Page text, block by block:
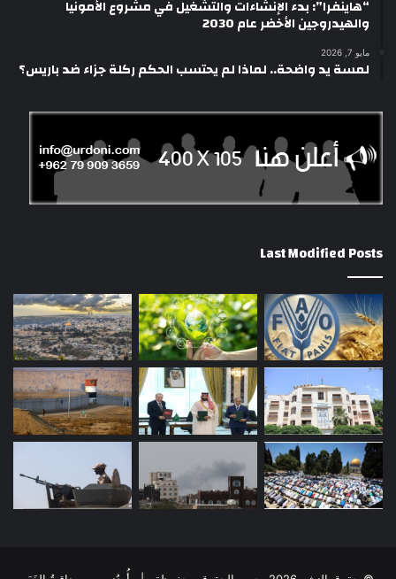
“هاينفرا”: بدء الإنشاءات والتشغيل في مشروع الأمونيا
والهيدروجين الأخضر عام 2030
مايو 7, 2026
لمسة يد واضحة.. لماذا لم يحتسب الحكم ركلة جزاء ضد باريس؟
Last Modified Posts